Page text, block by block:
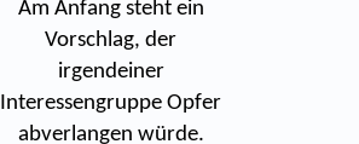
Am Anfang steht ein
Vorschlag, der
irgendeiner
Interessengruppe Opfer
abverlangen würde.